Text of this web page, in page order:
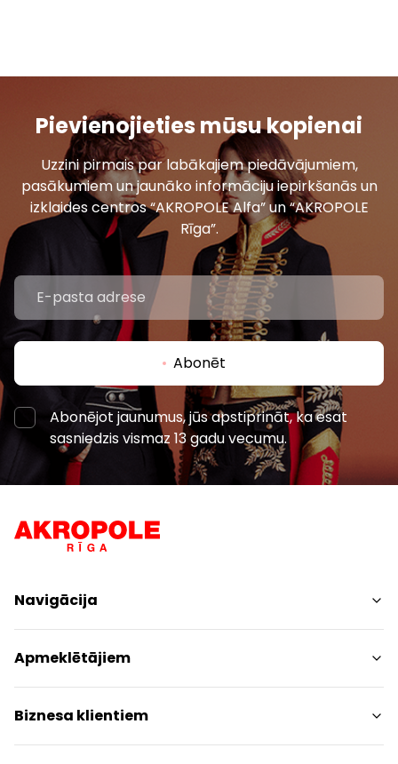
Pievienojieties mūsu kopienai
Uzzini pirmais par labākajiem piedāvājumiem,
pasākumiem un jaunāko informāciju iepirkšanās un
izklaides centros “AKROPOLE Alfa” un “AKROPOLE
Rīga”.
Abonēt
Abonējot jaunumus, jūs apstiprināt, ka esat
sasniedzis vismaz 13 gadu vecumu.
Navigācija
Iepirkšanās
Pakalpojumi
Izklaides
Restorāni
Apmeklētājiem
Centra plāns
Dzīvniekiem draudzīgs
Kontakti
Biznesa klientiem
Kontakti